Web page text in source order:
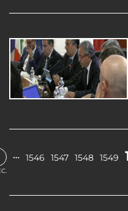
… 1546 1547 1548 1549